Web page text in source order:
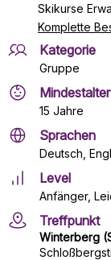
Skikurse
Komplette
Kategorie
Gruppe
Mindestalter
15 Jahre
Sprachen
Deutsch,
Level
Anfänger,
Treffpunkt
Winterberg